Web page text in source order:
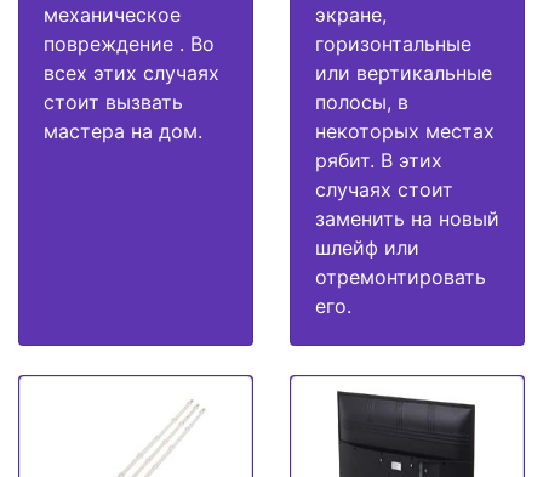
механическое
повреждение . Во
всех этих случаях
стоит вызвать
мастера на дом.
экране,
горизонтальные
или вертикальные
полосы, в
некоторых местах
рябит. В этих
случаях стоит
заменить на новый
шлейф или
отремонтировать
его.